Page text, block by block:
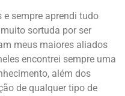
sempre aprendi tudo
sortuda por ser
meus maiores aliados
encontrei sempre uma
além dos
de qualquer tipo de